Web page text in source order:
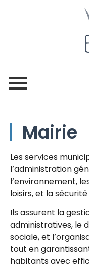
Mairie
Les services
l’administration
l’environnement,
loisirs, et la
Ils assurent la
administratives, le
sociale, et
tout en
habitants avec